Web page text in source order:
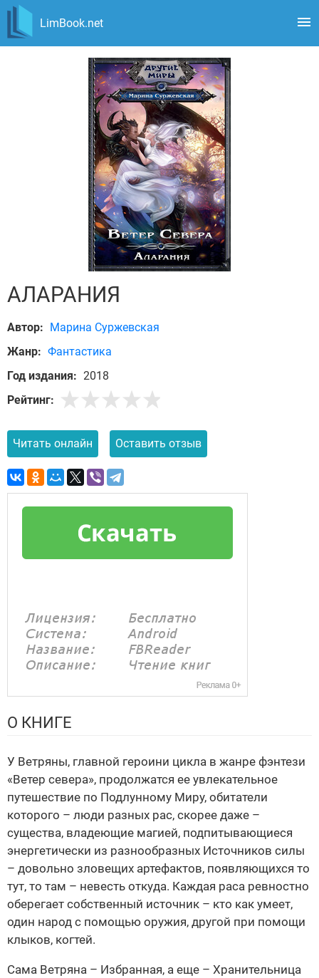
LimBook.net
АЛАРАНИЯ
Автор: Марина Суржевская
Жанр: Фантастика
Год издания: 2018
Рейтинг:
Читать онлайн Оставить отзыв
О КНИГЕ
У Ветряны, главной героини цикла в жанре фэнтези
«Ветер севера», продолжатся ее увлекательное
путешествие по Подлунному Миру, обитатели
которого – люди разных рас, скорее даже –
существа, владеющие магией, подпитывающиеся
энергетически из разнообразных Источников силы
– довольно зловещих артефактов, появляющихся то
тут, то там – невесть откуда. Каждая раса ревностно
оберегает собственный источник – кто как умеет,
один народ с помощью оружия, другой при помощи
клыков, когтей.
Сама Ветряна – Избранная, а еще – Хранительница